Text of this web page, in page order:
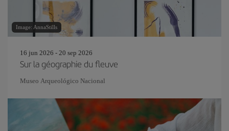
Image: AnnaStills
16 jun 2026 - 20 sep 2026
Sur la géographie du fleuve
Museo Arqueológico Nacional